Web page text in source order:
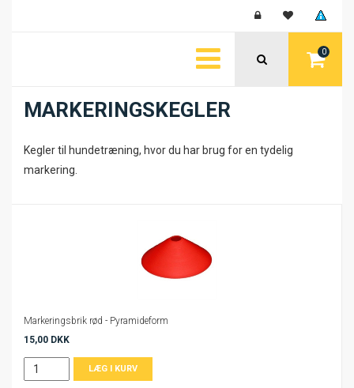
0
MARKERINGSKEGLER
Kegler til hundetræning, hvor du har brug for en tydelig
markering.
Markeringsbrik rød - Pyramideform
15,00 DKK